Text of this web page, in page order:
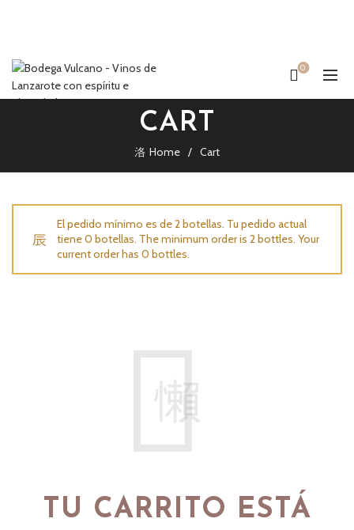
0
CART
Home Cart
El pedido mínimo es de 2 botellas. Tu pedido actual
tiene 0 botellas. The minimum order is 2 bottles. Your
current order has 0 bottles.
TU CARRITO ESTÁ